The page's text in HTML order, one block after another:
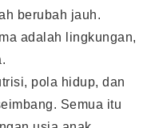
berubah jauh.
adalah lingkungan,
pola hidup, dan
Semua itu